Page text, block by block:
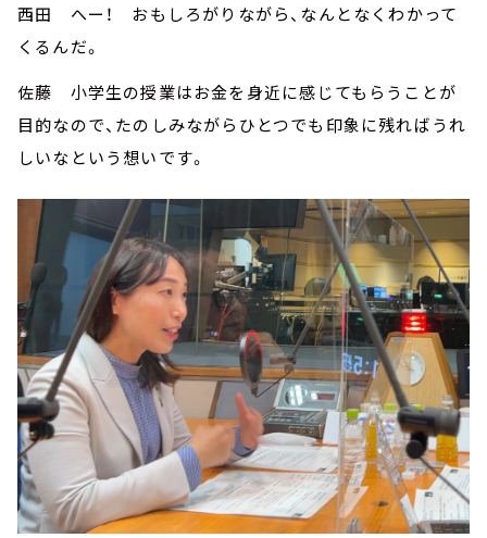
西田 へー！ おもしろがりながら、なんとなくわかって
くるんだ。
佐藤 小学生の授業はお金を身近に感じてもらうことが
目的なので、たのしみながらひとつでも印象に残ればうれ
しいなという想いです。